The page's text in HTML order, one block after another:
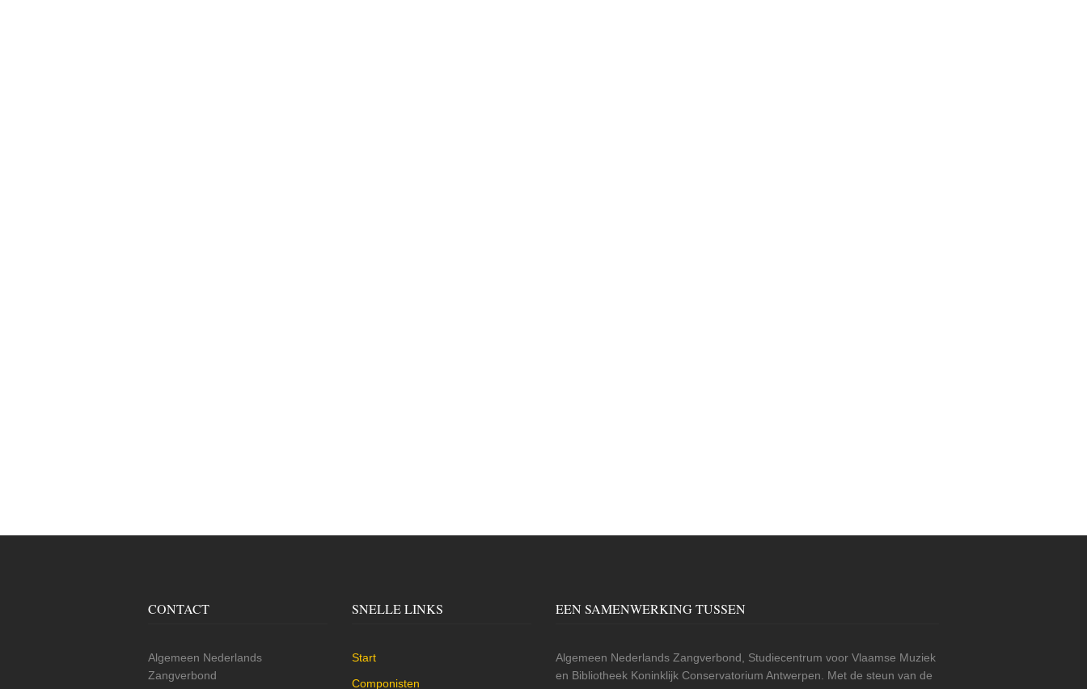
CONTACT
Algemeen Nederlands
Zangverbond
SNELLE LINKS
Start
Componisten
EEN SAMENWERKING TUSSEN
Algemeen Nederlands Zangverbond, Studiecentrum voor Vlaamse Muziek
en Bibliotheek Koninklijk Conservatorium Antwerpen. Met de steun van de